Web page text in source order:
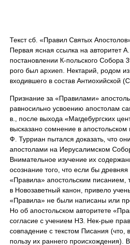
Текст сб. «Правил Святых
Первая ясная ссылка на авторитет
постановлении К-польского Собора
рого был архиеп. Нектарий, родом из
входившего в состав Антиохийской
Признание за «Правилами»
равносильно усвоению апостолам
в., после выхода «Магдебургских
высказано сомнение в
Ф. Турриан пытался доказать, что
апостолами на Иерусалимском
Внимательное изучение их
осознание того, что если бы
«Правила» апостольским
в Новозаветный канон, привело
«Правила» не были написаны или
Но об апостольском авторитете
согласие с учением НЗ. Нек-рые
совпадение с текстом Писания (что,
пользу их раннего происхождения).